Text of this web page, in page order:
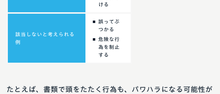
ける
該当しないと考えられる
例
誤ってぶ
つかる
危険な行
為を制止
する
たとえば、書類で頭をたたく行為も、パワハラになる可能性が